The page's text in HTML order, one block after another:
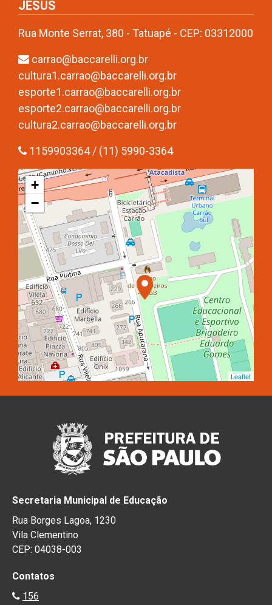
JESUS
Rua Monte Serrat, 380 - Tatuapé - CEP: 03312000
carrao@baccarelli.org.br
cultura1.carrao@baccarelli.org.br
esporte1.carrao@baccarelli.org.br
esporte2.carrao@baccarelli.org.br
cultura2.carrao@baccarelli.org.br
1159903364 / (11) 5990-3364
+
−
Leaflet
Secretaria Municipal de Educação
Rua Borges Lagoa, 1230
Vila Clementino
CEP: 04038-003
Contatos
156